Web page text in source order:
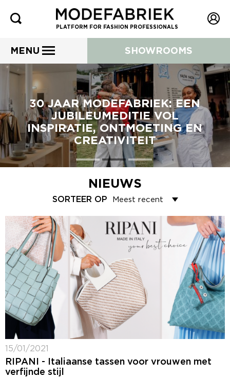
PLATFORM FOR FASHION PROFESSIONALS
MENU SHOWROOMS
30 JAAR MODEFABRIEK: EEN
JUBILEUMEDITIE VOL
INSPIRATIE, ONTMOETING EN
CREATIVITEIT
NIEUWS
SORTEER OP
15/01/2021
RIPANI - Italiaanse tassen voor vrouwen met
verfijnde stijl